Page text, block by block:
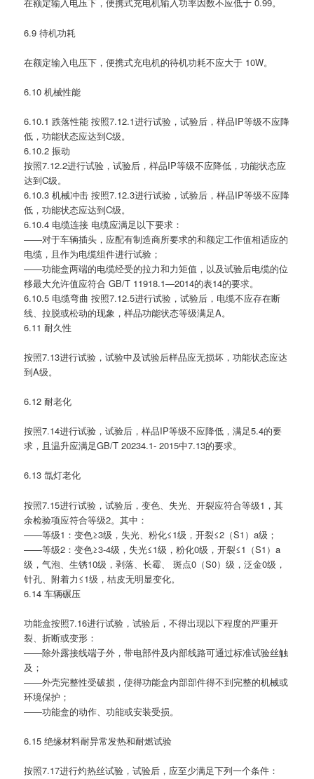
在额定输入电压下，便携式充电机输入功率因数不应低于 0.99。
6.9 待机功耗
在额定输入电压下，便携式充电机的待机功耗不应大于 10W。
6.10 机械性能
6.10.1 跌落性能 按照7.12.1进行试验，试验后，样品IP等级不应降
低，功能状态应达到C级。
6.10.2 振动
按照7.12.2进行试验，试验后，样品IP等级不应降低，功能状态应
达到C级。
6.10.3 机械冲击 按照7.12.3进行试验，试验后，样品IP等级不应降
低，功能状态应达到C级。
6.10.4 电缆连接 电缆应满足以下要求：
——对于车辆插头，应配有制造商所要求的和额定工作值相适应的
电缆，且作为电缆组件进行试验；
——功能盒两端的电缆经受的拉力和力矩值，以及试验后电缆的位
移最大允许值应符合 GB/T 11918.1—2014的表14的要求。
6.10.5 电缆弯曲 按照7.12.5进行试验，试验后，电缆不应存在断
线、拉脱或松动的现象，样品功能状态等级满足A。
6.11 耐久性
按照7.13进行试验，试验中及试验后样品应无损坏，功能状态应达
到A级。
6.12 耐老化
按照7.14进行试验，试验后，样品IP等级不应降低，满足5.4的要
求，且温升应满足GB/T 20234.1- 2015中7.13的要求。
6.13 氙灯老化
按照7.15进行试验，试验后，变色、失光、开裂应符合等级1，其
余检验项应符合等级2。其中：
——等级1：变色≥3级，失光、粉化≤1级，开裂≤2（S1）a级；
——等级2：变色≥3-4级，失光≤1级，粉化0级，开裂≤1（S1）a
级，气泡、生锈10级，剥落、长霉、 斑点0（S0）级，泛金0级，
针孔、附着力≤1级，桔皮无明显变化。
6.14 车辆碾压
功能盒按照7.16进行试验，试验后，不得出现以下程度的严重开
裂、折断或变形：
——除外露接线端子外，带电部件及内部线路可通过标准试验丝触
及；
——外壳完整性受破损，使得功能盒内部部件得不到完整的机械或
环境保护；
——功能盒的动作、功能或安装受损。
6.15 绝缘材料耐异常发热和耐燃试验
按照7.17进行灼热丝试验，试验后，应至少满足下列一个条件：